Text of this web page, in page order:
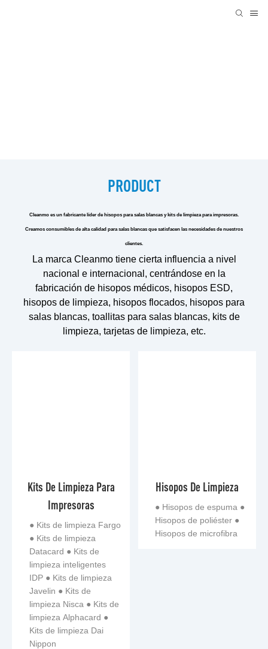
PRODUCT
Cleanmo es un fabricante líder de hisopos para salas blancas y kits de limpieza para impresoras.
Creamos consumibles de alta calidad para salas blancas que satisfacen las necesidades de nuestros
clientes.
La marca Cleanmo tiene cierta influencia a nivel
nacional e internacional, centrándose en la
fabricación de hisopos médicos, hisopos ESD,
hisopos de limpieza, hisopos flocados, hisopos para
salas blancas, toallitas para salas blancas, kits de
limpieza, tarjetas de limpieza, etc.
Kits De Limpieza Para
Impresoras
● Kits de limpieza Fargo
● Kits de limpieza
Datacard ● Kits de
limpieza inteligentes
IDP ● Kits de limpieza
Javelin ● Kits de
limpieza Nisca ● Kits de
limpieza Alphacard ●
Kits de limpieza Dai
Nippon
Hisopos De Limpieza
● Hisopos de espuma ●
Hisopos de poliéster ●
Hisopos de microfibra